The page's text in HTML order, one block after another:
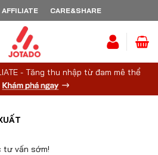
AFFILIATE CARE&SHARE
- Tăng thu nhập từ đam mê thể
tư vấn sớm!